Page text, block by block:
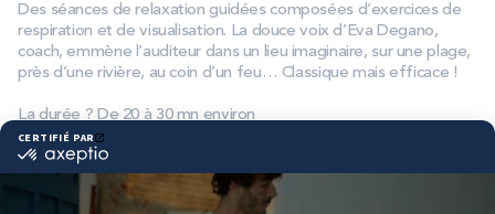
Des séances de relaxation guidées composées d’exercices de
respiration et de visualisation. La douce voix d’Eva Degano,
coach, emmène l’auditeur dans un lieu imaginaire, sur une plage,
près d’une rivière, au coin d’un feu… Classique mais efficace !
La durée ? De 20 à 30 mn environ
UNE HISTOIRE ET…OLI